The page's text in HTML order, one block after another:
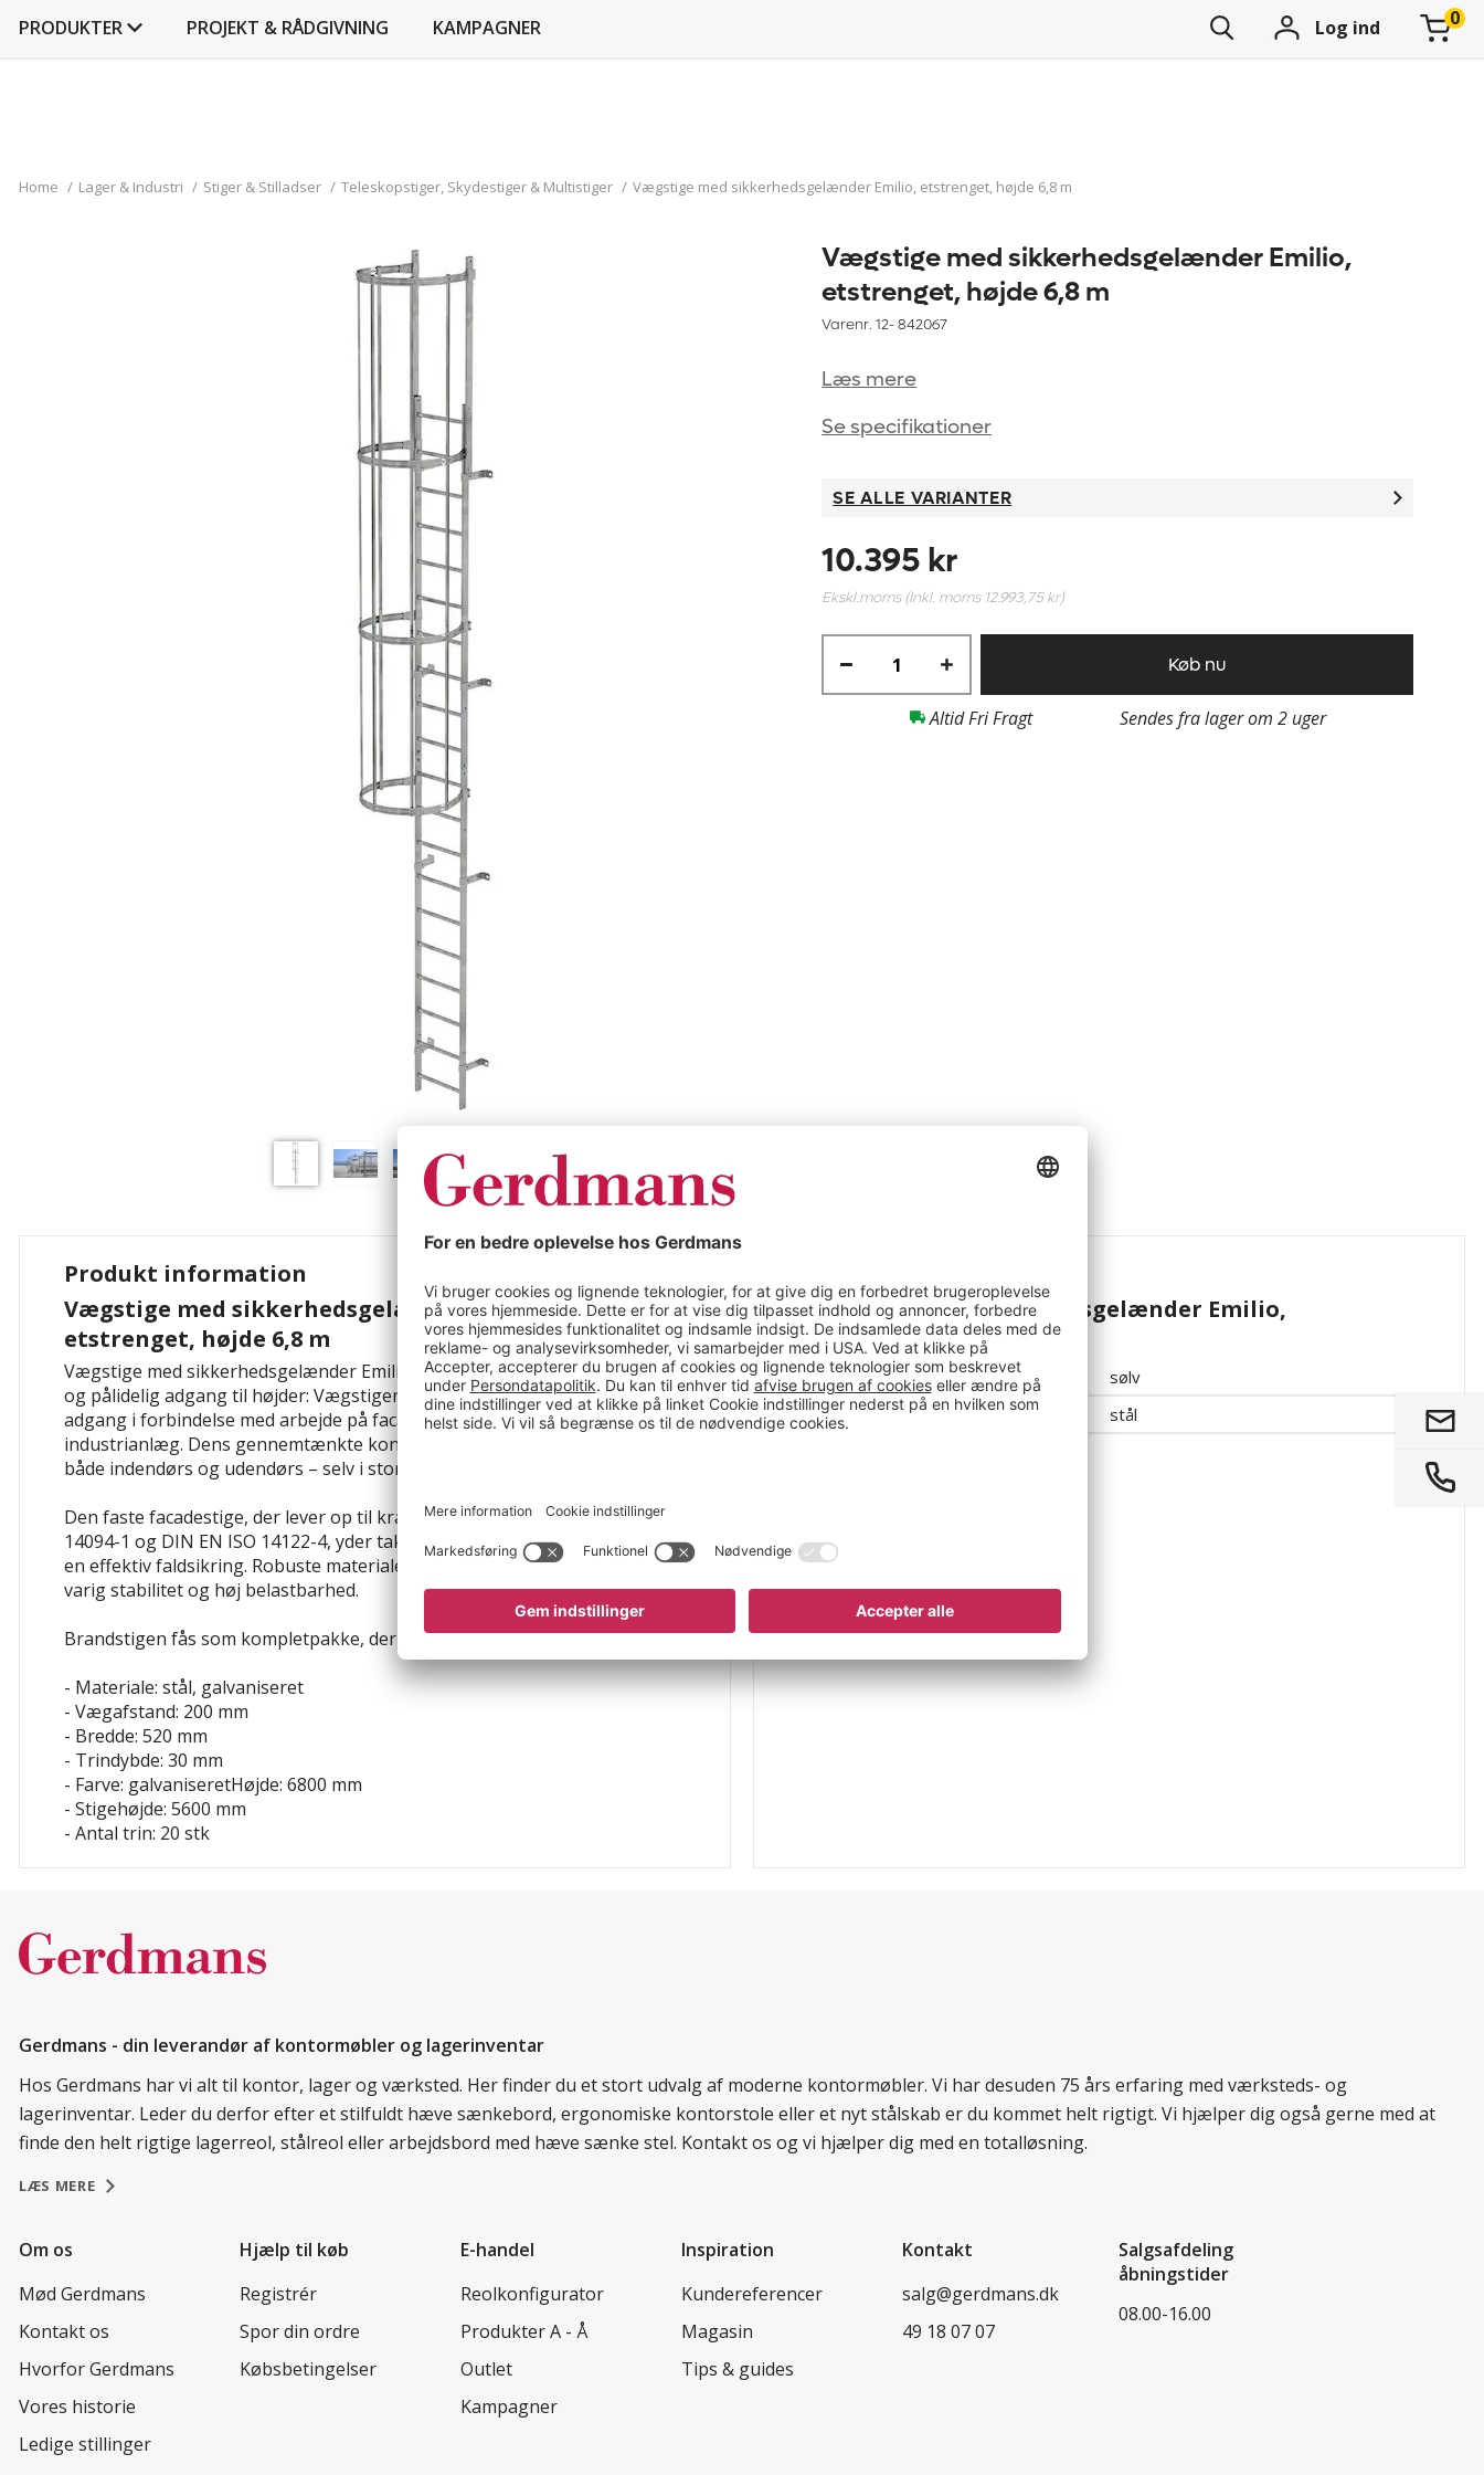
PRODUKTER PROJEKT & RÅDGIVNING KAMPAGNER Log ind
Home / Lager & Industri / Stiger & Stilladser / Teleskopstiger, Skydestiger & Multistiger / Vægstige med sikkerhedsgelænder Emilio, etstrenget, højde 6,8 m
Vægstige med sikkerhedsgelænder Emilio,
etstrenget, højde 6,8 m
Varenr. 12-842067
Læs mere
Se specifikationer
SE ALLE VARIANTER
10.395 kr
Ekskl.moms (Inkl. moms 12.993,75 kr)
Køb nu
Altid Fri Fragt Sendes fra lager om 2 uger
Produkt information
Vægstige med sikkerhedsgelænder Emilio,
etstrenget, højde 6,8 m
Vægstige med sikkerhedsgelænder Emilio, etstrenget, højde 6,8 m. Sikker
og pålidelig adgang til højder: Vægstigen med sikkerhedsgelænder giver
adgang i forbindelse med arbejde på facader, bygninger eller
industrianlæg. Dens gennemtænkte konstruktion gør den sikker at bruge
både indendørs og udendørs – selv i store højder.
Den faste facadestige, der lever op til kravene i DIN 18799-1/-3, DIN
14094-1 og DIN EN ISO 14122-4, yder takket være det faste sikkerhedsbur
en effektiv faldsikring. Robuste materialer og produktionspræcision sikrer
varig stabilitet og høj belastbarhed.
Brandstigen fås som kompletpakke, der kan udvides efter behov.
- Materiale: stål, galvaniseret
- Vægafstand: 200 mm
- Bredde: 520 mm
- Trindybde: 30 mm
- Farve: galvaniseretHøjde: 6800 mm
- Stigehøjde: 5600 mm
- Antal trin: 20 stk
Vægstige med sikkerhedsgelænder Emilio,
etstrenget, højde 6,8 m
Farve
sølv
Materiale
stål
Gerdmans - din leverandør af kontormøbler og lagerinventar
Hos Gerdmans har vi alt til kontor, lager og værksted. Her finder du et stort udvalg af moderne kontormøbler. Vi har desuden 75 års erfaring med værksteds- og
lagerinventar. Leder du derfor efter et stilfuldt hæve sænkebord, ergonomiske kontorstole eller et nyt stålskab er du kommet helt rigtigt. Vi hjælper dig også gerne med at
finde den helt rigtige lagerreol, stålreol eller arbejdsbord med hæve sænke stel. Kontakt os og vi hjælper dig med en totalløsning.
LÆS MERE
Om os
Mød Gerdmans
Kontakt os
Hvorfor Gerdmans
Vores historie
Ledige stillinger
Hjælp til køb
Registrér
Spor din ordre
Købsbetingelser
E-handel
Reolkonfigurator
Produkter A - Å
Outlet
Kampagner
Inspiration
Kundereferencer
Magasin
Tips & guides
Kontakt
salg@gerdmans.dk
49 18 07 07
Salgsafdeling
åbningstider
08.00-16.00